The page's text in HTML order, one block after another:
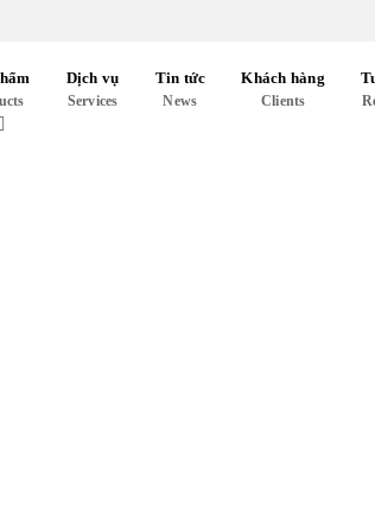
Dịch vụ
Services
Tin tức
News
Khách hàng
Clients